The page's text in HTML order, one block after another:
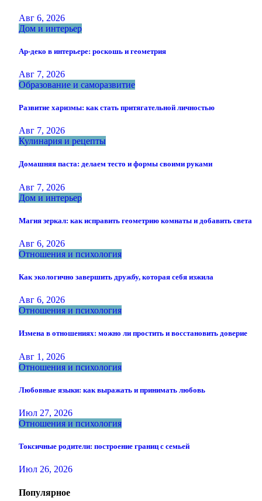
Авг 6, 2026
Дом и интерьер
Ар-деко в интерьере: роскошь и геометрия
Авг 7, 2026
Образование и саморазвитие
Развитие харизмы: как стать притягательной личностью
Авг 7, 2026
Кулинария и рецепты
Домашняя паста: делаем тесто и формы своими руками
Авг 7, 2026
Дом и интерьер
Магия зеркал: как исправить геометрию комнаты и добавить света
Авг 6, 2026
Отношения и психология
Как экологично завершить дружбу, которая себя изжила
Авг 6, 2026
Отношения и психология
Измена в отношениях: можно ли простить и восстановить доверие
Авг 1, 2026
Отношения и психология
Любовные языки: как выражать и принимать любовь
Июл 27, 2026
Отношения и психология
Токсичные родители: построение границ с семьей
Июл 26, 2026
Популярное